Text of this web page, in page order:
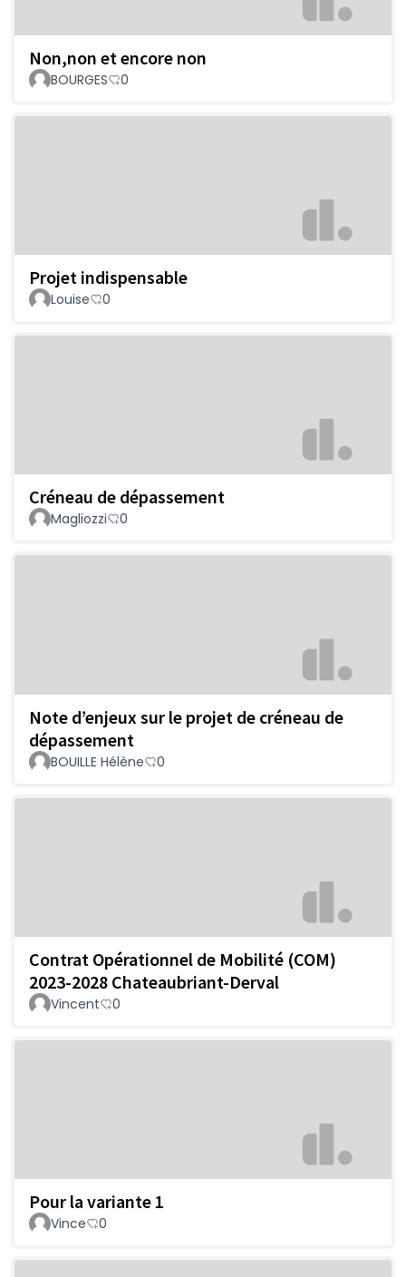
Non,non et encore non
BOURGES 0
Projet indispensable
Louise 0
Créneau de dépassement
Magliozzi 0
Note d’enjeux sur le projet de créneau de
dépassement
BOUILLE Hélène 0
Contrat Opérationnel de Mobilité (COM)
2023-2028 Chateaubriant-Derval
Vincent 0
Pour la variante 1
Vince 0